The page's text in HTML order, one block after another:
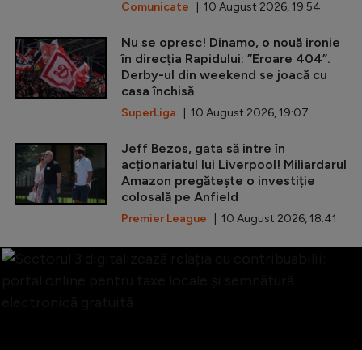
Comunicate | 10 August 2026, 19:54
Nu se opresc! Dinamo, o nouă ironie
în direcția Rapidului: ”Eroare 404”.
Derby-ul din weekend se joacă cu
casa închisă
SuperLiga | 10 August 2026, 19:07
Jeff Bezos, gata să intre în
acționariatul lui Liverpool! Miliardarul
Amazon pregătește o investiție
colosală pe Anfield
Premier League | 10 August 2026, 18:41